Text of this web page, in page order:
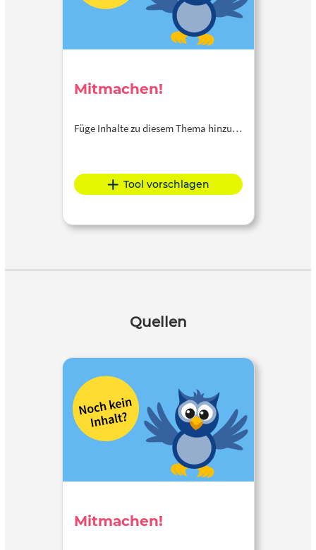
Mitmachen!
Füge Inhalte zu diesem Thema hinzu…
Tool vorschlagen
Quellen
Mitmachen!